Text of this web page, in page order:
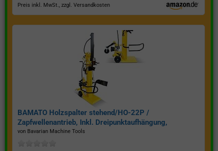
Preis inkl. MwSt., zzgl. Versandkosten
BAMATO Holzspalter stehend/HO-22P /
Zapfwellenantrieb, Inkl. Dreipunktaufhängung,
Spaltkraft 22 Tonnen*
von Bavarian Machine Tools